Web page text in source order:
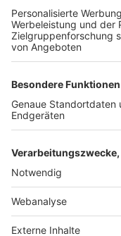
TOP-PARTNER
Nutzungsbedingungen